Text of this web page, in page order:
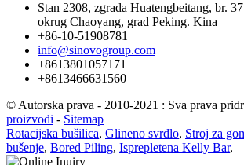
Stan 2308, zgrada Huatengbeitang, br.
okrug Chaoyang, grad Peking. Kina
+86-10-51908781
info@sinovogroup.com
+8613801057171
+8613466631560
© Autorska prava - 2010-2021 : Sva prava
proizvodi - Sitemap
Rotacijska bušilica, Glineno svrdlo, Stroj za
bušenje, Bored Piling, Isprepletena Kelly Bar,